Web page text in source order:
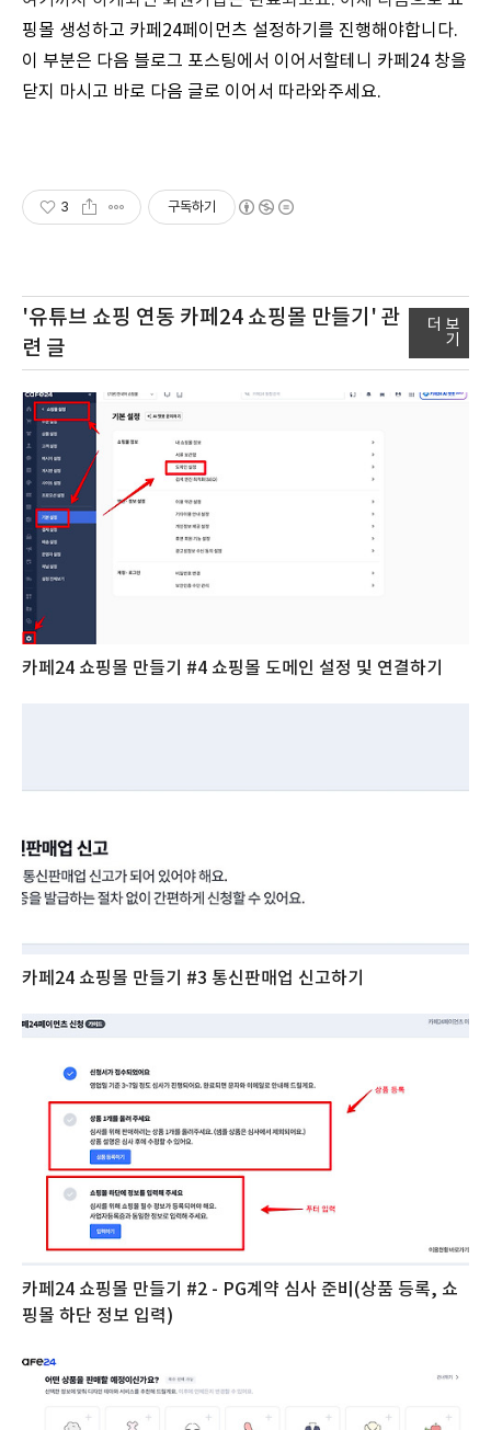
핑몰 생성하고 카페24페이먼츠 설정하기를 진행해야합니다.
이 부분은 다음 블로그 포스팅에서 이어서할테니 카페24 창을
닫지 마시고 바로 다음 글로 이어서 따라와주세요.
3 구독하기
'유튜브 쇼핑 연동 카페24 쇼핑몰 만들기' 관
련 글
더 보
기
카페24 쇼핑몰 만들기 #4 쇼핑몰 도메인 설정 및 연결하기
카페24 쇼핑몰 만들기 #3 통신판매업 신고하기
카페24 쇼핑몰 만들기 #2 - PG계약 심사 준비(상품 등록, 쇼
핑몰 하단 정보 입력)